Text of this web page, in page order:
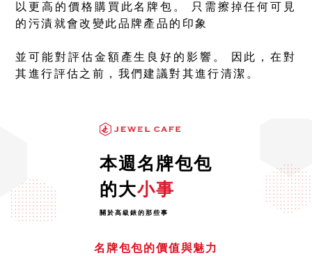
以更高的價格購買此名牌包。 只需擦掉任何可見
的污漬就會改變此品牌產品的印象
並可能對評估金額產生良好的影響。 因此，在對
其進行評估之前，我們建議對其進行清潔。
本週名牌包包
的大小事
關於高級錶的那些事
名牌包包的價值與魅力